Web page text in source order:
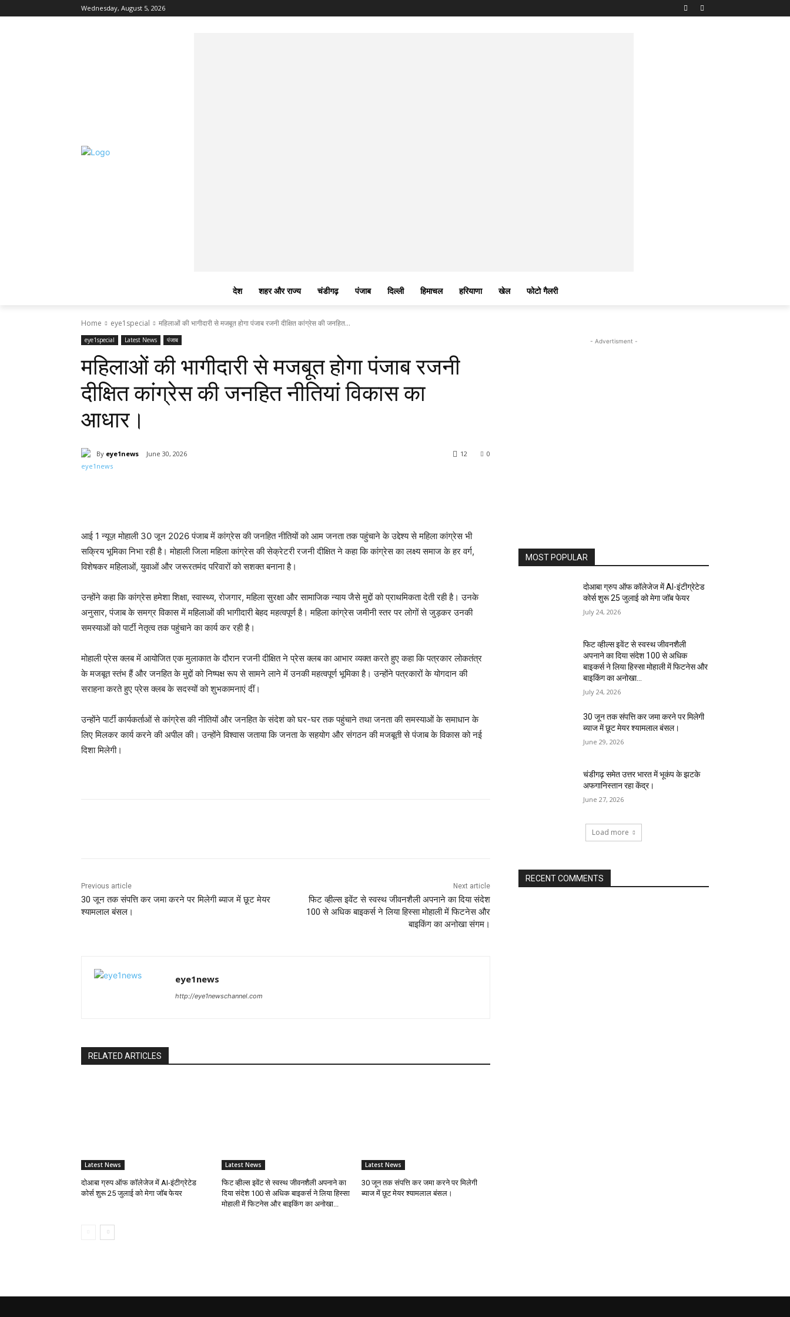
Wednesday, August 5, 2026
देश शहर और राज्य चंडीगढ़ पंजाब दिल्ली हिमाचल हरियाणा खेल फोटो गैलरी
Home eye1special महिलाओं की भागीदारी से मजबूत होगा पंजाब रजनी दीक्षित कांग्रेस की जनहित...
eye1special Latest News पंजाब
महिलाओं की भागीदारी से मजबूत होगा पंजाब रजनी
दीक्षित कांग्रेस की जनहित नीतियां विकास का
आधार।
By eye1news June 30, 2026 0
12
आई 1 न्यूज़ मोहाली 30 जून 2026 पंजाब में कांग्रेस की जनहित नीतियों को आम जनता तक पहुंचाने के उद्देश्य से महिला कांग्रेस भी
सक्रिय भूमिका निभा रही है। मोहाली जिला महिला कांग्रेस की सेक्रेटरी रजनी दीक्षित ने कहा कि कांग्रेस का लक्ष्य समाज के हर वर्ग,
विशेषकर महिलाओं, युवाओं और जरूरतमंद परिवारों को सशक्त बनाना है।
उन्होंने कहा कि कांग्रेस हमेशा शिक्षा, स्वास्थ्य, रोजगार, महिला सुरक्षा और सामाजिक न्याय जैसे मुद्दों को प्राथमिकता देती रही है। उनके
अनुसार, पंजाब के समग्र विकास में महिलाओं की भागीदारी बेहद महत्वपूर्ण है। महिला कांग्रेस जमीनी स्तर पर लोगों से जुड़कर उनकी
समस्याओं को पार्टी नेतृत्व तक पहुंचाने का कार्य कर रही है।
मोहाली प्रेस क्लब में आयोजित एक मुलाकात के दौरान रजनी दीक्षित ने प्रेस क्लब का आभार व्यक्त करते हुए कहा कि पत्रकार लोकतंत्र
के मजबूत स्तंभ हैं और जनहित के मुद्दों को निष्पक्ष रूप से सामने लाने में उनकी महत्वपूर्ण भूमिका है। उन्होंने पत्रकारों के योगदान की
सराहना करते हुए प्रेस क्लब के सदस्यों को शुभकामनाएं दीं।
उन्होंने पार्टी कार्यकर्ताओं से कांग्रेस की नीतियों और जनहित के संदेश को घर-घर तक पहुंचाने तथा जनता की समस्याओं के समाधान के
लिए मिलकर कार्य करने की अपील की। उन्होंने विश्वास जताया कि जनता के सहयोग और संगठन की मजबूती से पंजाब के विकास को नई
दिशा मिलेगी।
Previous article
30 जून तक संपत्ति कर जमा करने पर मिलेगी ब्याज में छूट मेयर
श्यामलाल बंसल।
Next article
फिट व्हील्स इवेंट से स्वस्थ जीवनशैली अपनाने का दिया संदेश
100 से अधिक बाइकर्स ने लिया हिस्सा मोहाली में फिटनेस और
बाइकिंग का अनोखा संगम।
eye1news
http://eye1newschannel.com
RELATED ARTICLES
Latest News
दोआबा ग्रुप ऑफ कॉलेजेज में AI-इंटीग्रेटेड
कोर्स शुरू 25 जुलाई को मेगा जॉब फेयर
Latest News
फिट व्हील्स इवेंट से स्वस्थ जीवनशैली अपनाने का
दिया संदेश 100 से अधिक बाइकर्स ने लिया हिस्सा
मोहाली में फिटनेस और बाइकिंग का अनोखा...
Latest News
30 जून तक संपत्ति कर जमा करने पर मिलेगी
ब्याज में छूट मेयर श्यामलाल बंसल।
- Advertisment -
MOST POPULAR
दोआबा ग्रुप ऑफ कॉलेजेज में AI-इंटीग्रेटेड
कोर्स शुरू 25 जुलाई को मेगा जॉब फेयर
July 24, 2026
फिट व्हील्स इवेंट से स्वस्थ जीवनशैली
अपनाने का दिया संदेश 100 से अधिक
बाइकर्स ने लिया हिस्सा मोहाली में फिटनेस और
बाइकिंग का अनोखा...
July 24, 2026
30 जून तक संपत्ति कर जमा करने पर मिलेगी
ब्याज में छूट मेयर श्यामलाल बंसल।
June 29, 2026
चंडीगढ़ समेत उत्तर भारत में भूकंप के झटके
अफगानिस्तान रहा केंद्र।
June 27, 2026
Load more
RECENT COMMENTS